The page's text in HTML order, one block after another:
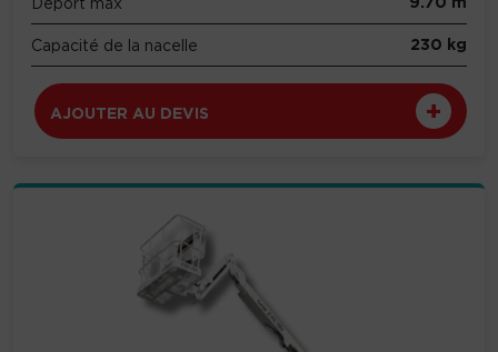
Capacité de la nacelle 230 kg
AJOUTER AU DEVIS